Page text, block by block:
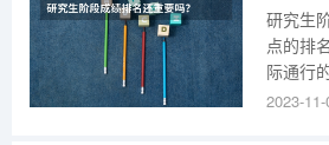
研究生
点的排
际通行
之一。
2023-